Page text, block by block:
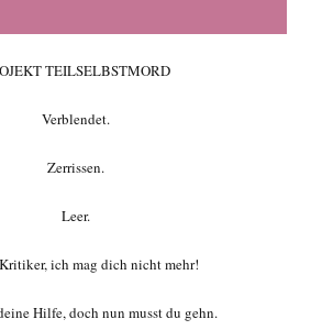
TEILSELBSTMORD
Verblendet.
Zerrissen.
Leer.
ich mag dich nicht mehr!
Hilfe, doch nun musst du gehn.